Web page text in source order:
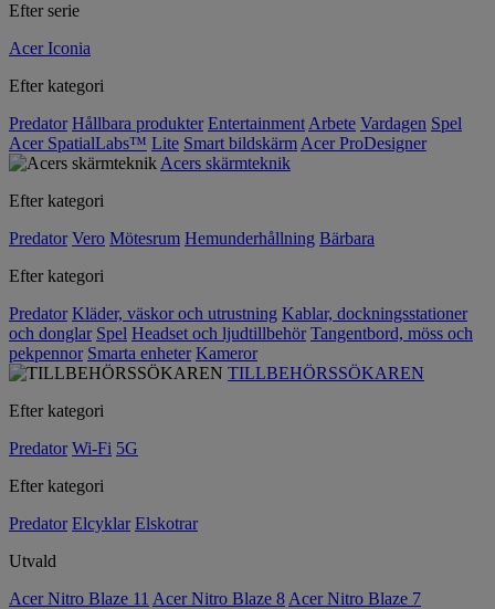
Efter serie
Acer Iconia
Efter kategori
Predator Hållbara produkter Entertainment Arbete Vardagen Spel
Acer SpatialLabs™ Lite Smart bildskärm Acer ProDesigner
Acers skärmteknik
Efter kategori
Predator Vero Mötesrum Hemunderhållning Bärbara
Efter kategori
Predator Kläder, väskor och utrustning Kablar, dockningsstationer
och donglar Spel Headset och ljudtillbehör Tangentbord, möss och
pekpennor Smarta enheter Kameror
TILLBEHÖRSSÖKAREN
Efter kategori
Predator Wi-Fi 5G
Efter kategori
Predator Elcyklar Elskotrar
Utvald
Acer Nitro Blaze 11 Acer Nitro Blaze 8 Acer Nitro Blaze 7